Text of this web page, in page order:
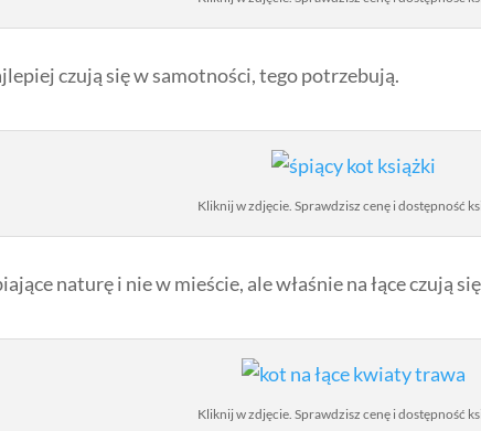
czują się w samotności, tego potrzebują.
Kliknij w zdjęcie. Sprawdzisz cenę i dostępność
naturę i nie w mieście, ale właśnie na łące czują
Kliknij w zdjęcie. Sprawdzisz cenę i dostępność